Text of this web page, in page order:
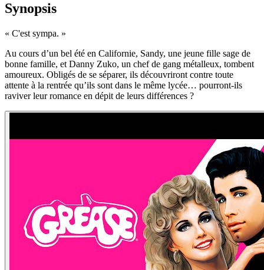
Synopsis
« C'est sympa. »
Au cours d’un bel été en Californie, Sandy, une jeune fille sage de
bonne famille, et Danny Zuko, un chef de gang métalleux, tombent
amoureux. Obligés de se séparer, ils découvriront contre toute
attente à la rentrée qu’ils sont dans le même lycée… pourront-ils
raviver leur romance en dépit de leurs différences ?